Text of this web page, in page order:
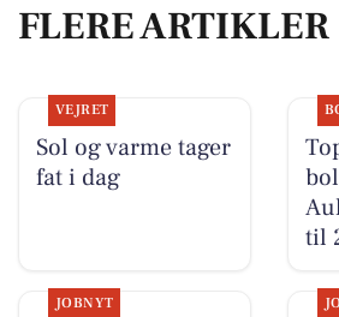
FLERE ARTIKLER
VEJRET
Sol og varme tager
fat i dag
til
JOBNYT